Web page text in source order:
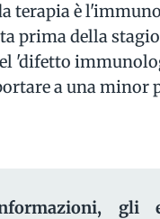
terapia è
prima della
'difetto
a una minor
gli